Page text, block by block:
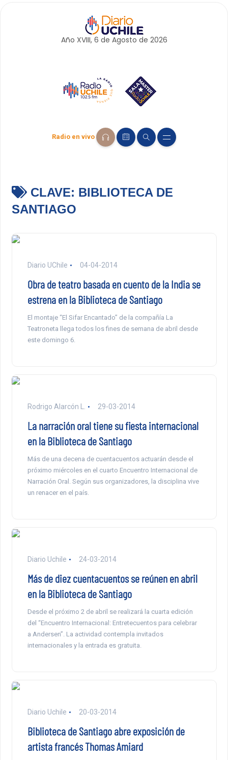
Año XVIII, 6 de Agosto de 2026
Radio en vivo
CLAVE: BIBLIOTECA DE
SANTIAGO
Diario UChile 04-04-2014
Obra de teatro basada en cuento de la India se
estrena en la Biblioteca de Santiago
El montaje “El Sifar Encantado” de la compañía La
Teatroneta llega todos los fines de semana de abril desde
este domingo 6.
Rodrigo Alarcón L. 29-03-2014
La narración oral tiene su fiesta internacional
en la Biblioteca de Santiago
Más de una decena de cuentacuentos actuarán desde el
próximo miércoles en el cuarto Encuentro Internacional de
Narración Oral. Según sus organizadores, la disciplina vive
un renacer en el país.
Diario Uchile 24-03-2014
Más de diez cuentacuentos se reúnen en abril
en la Biblioteca de Santiago
Desde el próximo 2 de abril se realizará la cuarta edición
del “Encuentro Internacional: Entretecuentos para celebrar
a Andersen”. La actividad contempla invitados
internacionales y la entrada es gratuita.
Diario Uchile 20-03-2014
Biblioteca de Santiago abre exposición de
artista francés Thomas Amiard